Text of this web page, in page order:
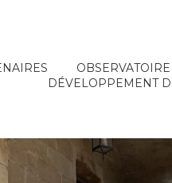
DÉVELOPPEMENT